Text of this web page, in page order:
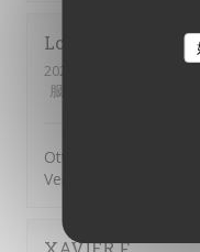
Lorai
2026-07-17
服务
Ottima pizza,
Vengo da anni e mai